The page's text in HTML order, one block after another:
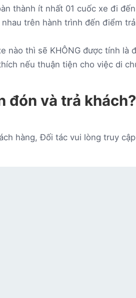
thành ít nhất 01 cuốc xe đi
trên hành trình đến điểm
thì sẽ KHÔNG được tính là
nếu thuận tiện cho việc di
đón và trả khách?
hàng, Đối tác vui lòng truy